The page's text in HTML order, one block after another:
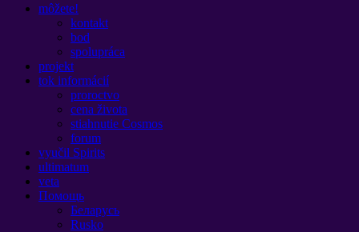
môžete!
kontakt
bod
spolupráca
projekt
tok informácií
proroctvo
cena života
stiahnutie Cosmos
forum
vyučil Spirits
ultimatum
veta
Помощь
Беларусь
Rusko